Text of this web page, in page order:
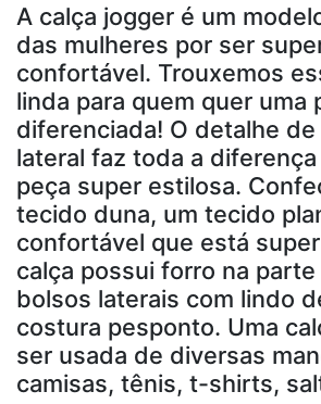
A calça jogger é um
das mulheres por ser
confortável. Trouxemos
linda para quem quer uma
diferenciada! O detalhe de
lateral faz toda a
peça super estilosa.
tecido duna, um tecido
confortável que está
calça possui forro na
bolsos laterais com lindo
costura pesponto. Uma
ser usada de diversas
camisas, tênis, t-shirts,